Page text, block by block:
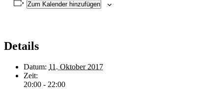
Zum Kalender hinzufügen
Details
Datum: 11. Oktober 2017
Zeit:
20:00 - 22:00